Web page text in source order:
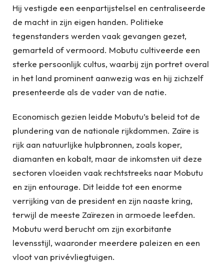
Hij vestigde een eenpartijstelsel en centraliseerde
de macht in zijn eigen handen. Politieke
tegenstanders werden vaak gevangen gezet,
gemarteld of vermoord. Mobutu cultiveerde een
sterke persoonlijk cultus, waarbij zijn portret overal
in het land prominent aanwezig was en hij zichzelf
presenteerde als de vader van de natie.
Economisch gezien leidde Mobutu’s beleid tot de
plundering van de nationale rijkdommen. Zaïre is
rijk aan natuurlijke hulpbronnen, zoals koper,
diamanten en kobalt, maar de inkomsten uit deze
sectoren vloeiden vaak rechtstreeks naar Mobutu
en zijn entourage. Dit leidde tot een enorme
verrijking van de president en zijn naaste kring,
terwijl de meeste Zaïrezen in armoede leefden.
Mobutu werd berucht om zijn exorbitante
levensstijl, waaronder meerdere paleizen en een
vloot van privévliegtuigen.